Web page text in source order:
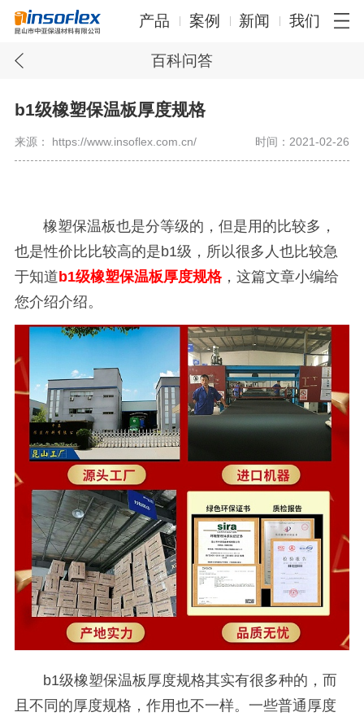
产品 案例 新闻 我们
百科问答
b1级橡塑保温板厚度规格
来源： https://www.insoflex.com.cn/ 时间：2021-02-26
橡塑保温板也是分等级的，但是用的比较多，
也是性价比比较高的是b1级，所以很多人也比较急
于知道b1级橡塑保温板厚度规格，这篇文章小编给
您介绍介绍。
b1级橡塑保温板厚度规格其实有很多种的，而
且不同的厚度规格，作用也不一样。一些普通厚度